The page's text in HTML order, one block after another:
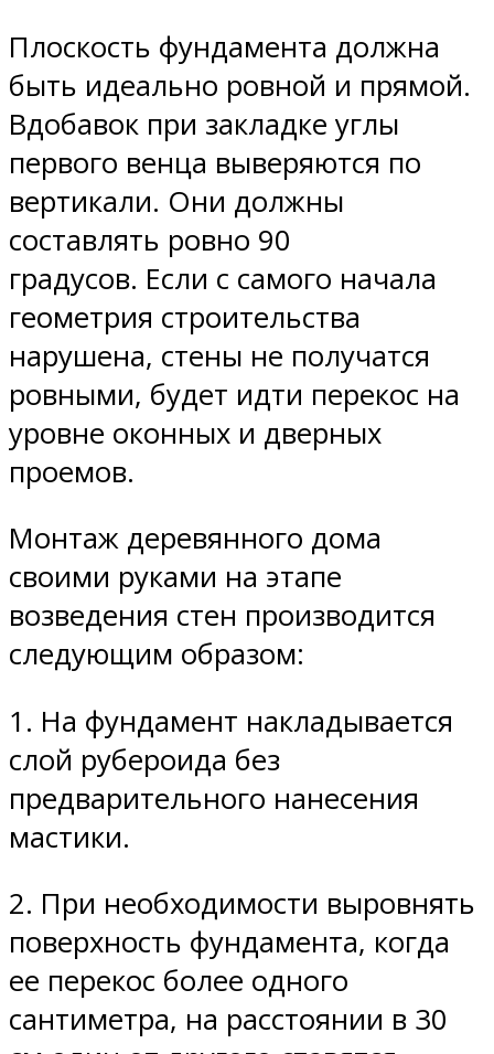
Плоскость фундамента должна
быть идеально ровной и прямой.
Вдобавок при закладке углы
первого венца выверяются по
вертикали. Они должны
составлять ровно 90
градусов. Если с самого начала
геометрия строительства
нарушена, стены не получатся
ровными, будет идти перекос на
уровне оконных и дверных
проемов.
Монтаж деревянного дома
своими руками на этапе
возведения стен производится
следующим образом:
1. На фундамент накладывается
слой рубероида без
предварительного нанесения
мастики.
2. При необходимости выровнять
поверхность фундамента, когда
ее перекос более одного
сантиметра, на расстоянии в 30